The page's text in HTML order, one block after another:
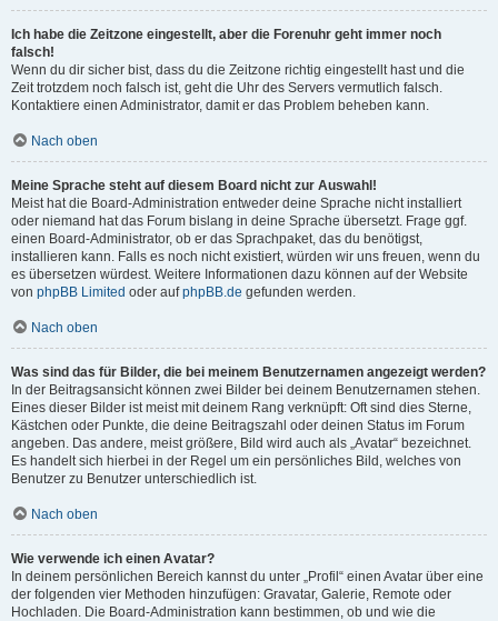
Ich habe die Zeitzone eingestellt, aber die Forenuhr geht immer noch
falsch!
Wenn du dir sicher bist, dass du die Zeitzone richtig eingestellt hast und die
Zeit trotzdem noch falsch ist, geht die Uhr des Servers vermutlich falsch.
Kontaktiere einen Administrator, damit er das Problem beheben kann.
Nach oben
Meine Sprache steht auf diesem Board nicht zur Auswahl!
Meist hat die Board-Administration entweder deine Sprache nicht installiert
oder niemand hat das Forum bislang in deine Sprache übersetzt. Frage ggf.
einen Board-Administrator, ob er das Sprachpaket, das du benötigst,
installieren kann. Falls es noch nicht existiert, würden wir uns freuen, wenn du
es übersetzen würdest. Weitere Informationen dazu können auf der Website
von phpBB Limited oder aufphpBB.de gefunden werden.
Nach oben
Was sind das für Bilder, die bei meinem Benutzernamen angezeigt werden?
In der Beitragsansicht können zwei Bilder bei deinem Benutzernamen stehen.
Eines dieser Bilder ist meist mit deinem Rang verknüpft: Oft sind dies Sterne,
Kästchen oder Punkte, die deine Beitragszahl oder deinen Status im Forum
angeben. Das andere, meist größere, Bild wird auch als „Avatar“ bezeichnet.
Es handelt sich hierbei in der Regel um ein persönliches Bild, welches von
Benutzer zu Benutzer unterschiedlich ist.
Nach oben
Wie verwende ich einen Avatar?
In deinem persönlichen Bereich kannst du unter „Profil“ einen Avatar über eine
der folgenden vier Methoden hinzufügen: Gravatar, Galerie, Remote oder
Hochladen. Die Board-Administration kann bestimmen, ob und wie die